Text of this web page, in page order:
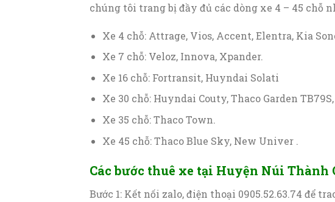
chúng tôi trang bị đầy đủ các dòng xe 4 – 45 chỗ
Xe 4 chỗ: Attrage, Vios, Accent, Elentra, Kia
Xe 7 chỗ: Veloz, Innova, Xpander.
Xe 16 chỗ: Fortransit, Huyndai Solati
Xe 30 chỗ: Huyndai Couty, Thaco Garden
Xe 35 chỗ: Thaco Town.
Xe 45 chỗ: Thaco Blue Sky, New Univer .
Các bước thuê xe tại Huyện Núi Thành
Bước 1: Kết nối zalo, điện thoại 0905.52.63.74 để